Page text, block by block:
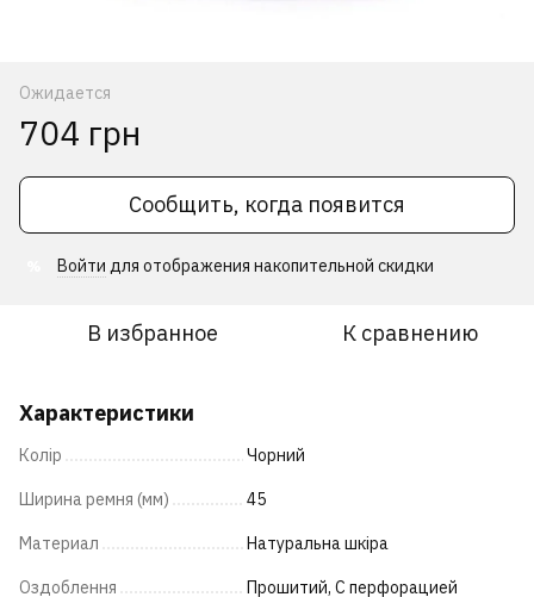
Ожидается
704 грн
Сообщить, когда появится
Войти для отображения накопительной скидки
В избранное К сравнению
Характеристики
Колір Чорний
Ширина ремня (мм) 45
Материал Натуральна шкіра
Оздоблення Прошитий, С перфорацией